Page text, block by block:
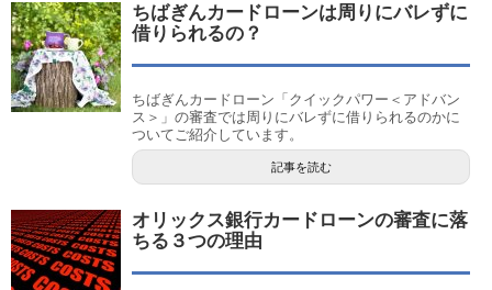
ちばぎんカードローンは周りにバレずに
借りられるの？
ちばぎんカードローン「クイックパワー＜アドバン
ス＞」の審査では周りにバレずに借りられるのかに
ついてご紹介しています。
記事を読む
オリックス銀行カードローンの審査に落
ちる３つの理由